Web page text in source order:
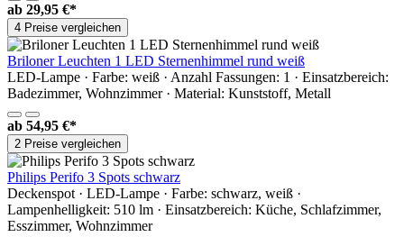
ab 29,95 €*
4 Preise vergleichen
Briloner Leuchten 1 LED Sternenhimmel rund weiß
LED-Lampe · Farbe: weiß · Anzahl Fassungen: 1 · Einsatzbereich:
Badezimmer, Wohnzimmer · Material: Kunststoff, Metall
ab 54,95 €*
2 Preise vergleichen
Philips Perifo 3 Spots schwarz
Deckenspot · LED-Lampe · Farbe: schwarz, weiß ·
Lampenhelligkeit: 510 lm · Einsatzbereich: Küche, Schlafzimmer,
Esszimmer, Wohnzimmer